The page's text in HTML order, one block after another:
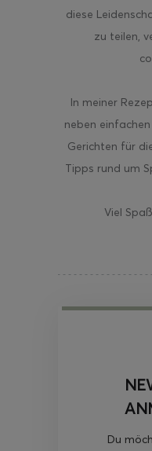
diese
zu teilen,
In meiner
neben
Gerichten für
Tipps rund um
Viel
Du